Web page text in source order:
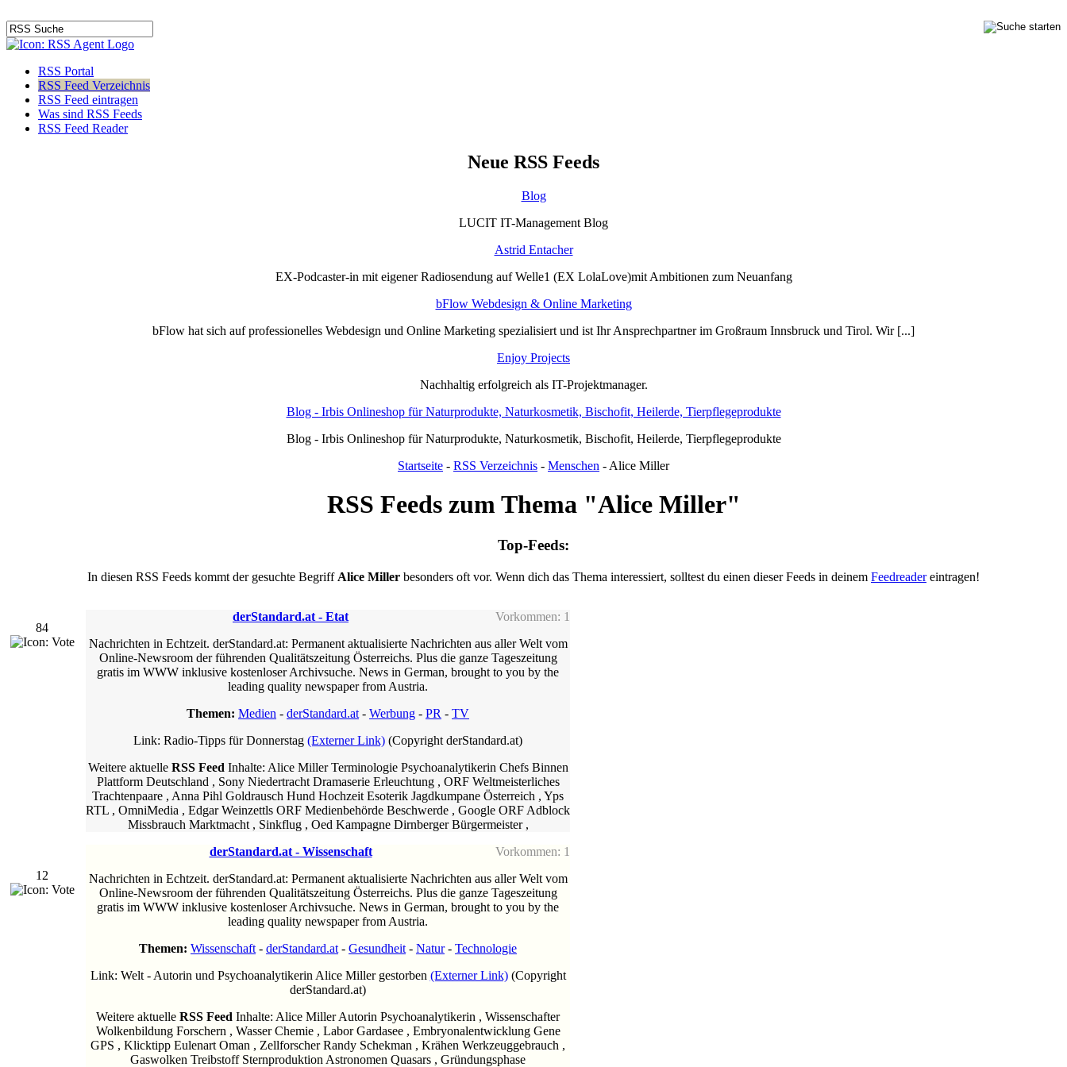
RSS Portal
RSS Feed Verzeichnis
RSS Feed eintragen
Was sind RSS Feeds
RSS Feed Reader
Neue RSS Feeds
Blog
LUCIT IT-Management Blog
Astrid Entacher
EX-Podcaster-in mit eigener Radiosendung auf Welle1 (EX LolaLove)mit Ambitionen zum Neuanfang
bFlow Webdesign & Online Marketing
bFlow hat sich auf professionelles Webdesign und Online Marketing spezialisiert und ist Ihr Ansprechpartner im Großraum Innsbruck und Tirol. Wir [...]
Enjoy Projects
Nachhaltig erfolgreich als IT-Projektmanager.
Blog - Irbis Onlineshop für Naturprodukte, Naturkosmetik, Bischofit, Heilerde, Tierpflegeprodukte
Blog - Irbis Onlineshop für Naturprodukte, Naturkosmetik, Bischofit, Heilerde, Tierpflegeprodukte
Startseite - RSS Verzeichnis - Menschen - Alice Miller
RSS Feeds zum Thema "Alice Miller"
Top-Feeds:
In diesen RSS Feeds kommt der gesuchte Begriff Alice Miller besonders oft vor. Wenn dich das Thema interessiert, solltest du einen dieser Feeds in deinem Feedreadereintragen!
84
Vorkommen: 1
derStandard.at - Etat
Nachrichten in Echtzeit. derStandard.at: Permanent aktualisierte Nachrichten aus aller Welt vom
Online-Newsroom der führenden Qualitätszeitung Österreichs. Plus die ganze Tageszeitung
gratis im WWW inklusive kostenloser Archivsuche. News in German, brought to you by the
leading quality newspaper from Austria.
Themen: Medien - derStandard.at - Werbung - PR - TV
Link: Radio-Tipps für Donnerstag (Externer Link) (Copyright derStandard.at)
Weitere aktuelle RSS Feed Inhalte: Alice Miller Terminologie Psychoanalytikerin Chefs Binnen
Plattform Deutschland , Sony Niedertracht Dramaserie Erleuchtung , ORF Weltmeisterliches
Trachtenpaare , Anna Pihl Goldrausch Hund Hochzeit Esoterik Jagdkumpane Österreich , Yps
RTL , OmniMedia , Edgar Weinzettls ORF Medienbehörde Beschwerde , Google ORF Adblock
Missbrauch Marktmacht , Sinkflug , Oed Kampagne Dirnberger Bürgermeister ,
12
Vorkommen: 1
derStandard.at - Wissenschaft
Nachrichten in Echtzeit. derStandard.at: Permanent aktualisierte Nachrichten aus aller Welt vom
Online-Newsroom der führenden Qualitätszeitung Österreichs. Plus die ganze Tageszeitung
gratis im WWW inklusive kostenloser Archivsuche. News in German, brought to you by the
leading quality newspaper from Austria.
Themen: Wissenschaft - derStandard.at - Gesundheit - Natur- Technologie
Link: Welt - Autorin und Psychoanalytikerin Alice Miller gestorben (Externer Link)(Copyright
derStandard.at)
Weitere aktuelle RSS Feed Inhalte: Alice Miller Autorin Psychoanalytikerin , Wissenschafter
Wolkenbildung Forschern , Wasser Chemie , Labor Gardasee , Embryonalentwicklung Gene
GPS , Klicktipp Eulenart Oman , Zellforscher Randy Schekman , Krähen Werkzeuggebrauch ,
Gaswolken Treibstoff Sternproduktion Astronomen Quasars , Gründungsphase